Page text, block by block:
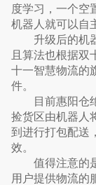
度学习，一个空
机器人就可以自
升级后的机
且算法也根据双
十一智慧物流的
件。
目前惠阳仓
捡货区由机器人
到进行打包配送
效。
值得注意的
用户提供物流的